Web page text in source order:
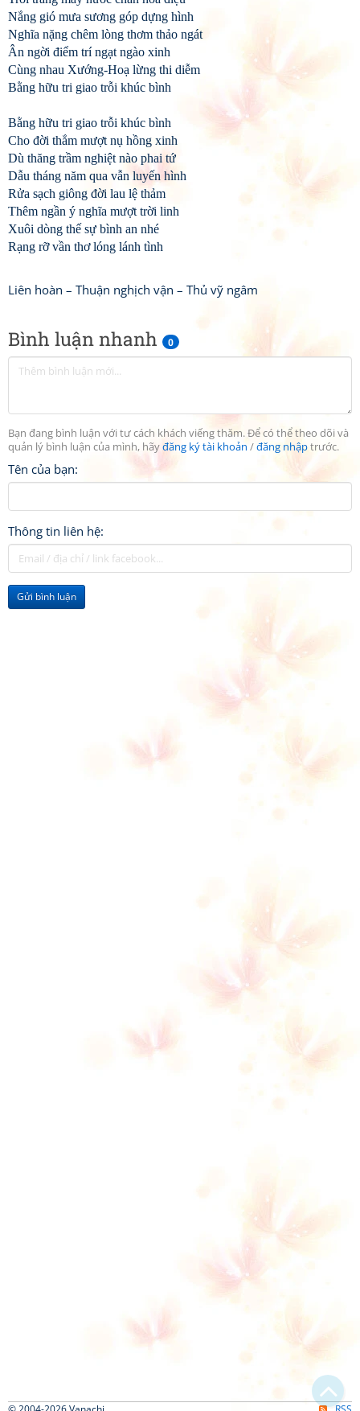
Bình luận nhanh 0
Bạn đang bình luận với tư cách khách viếng thăm. Để có thể theo dõi và
quản lý bình luận của mình, hãyđăng ký tài khoản /đăng nhậptrước.
Tên của bạn:
Thông tin liên hệ:
Gửi bình luận
Nắng gió mưa sương góp dựng hình
Nghĩa nặng chêm lòng thơm thảo ngát
Ân ngời điểm trí ngạt ngào xinh
Cùng nhau Xướng-Hoạ lừng thi diễm
Bằng hữu tri giao trỗi khúc bình
Bằng hữu tri giao trỗi khúc bình
Cho đời thắm mượt nụ hồng xinh
Dù thăng trầm nghiệt nào phai tứ
Dẫu tháng năm qua vẫn luyến hình
Rửa sạch giông đời lau lệ thảm
Thêm ngần ý nghĩa mượt trời linh
Xuôi dòng thế sự bình an nhé
Rạng rỡ vần thơ lóng lánh tình
Liên hoàn – Thuận nghịch vận – Thủ vỹ ngâm